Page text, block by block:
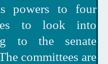
its powers to
to look
to the
The committees